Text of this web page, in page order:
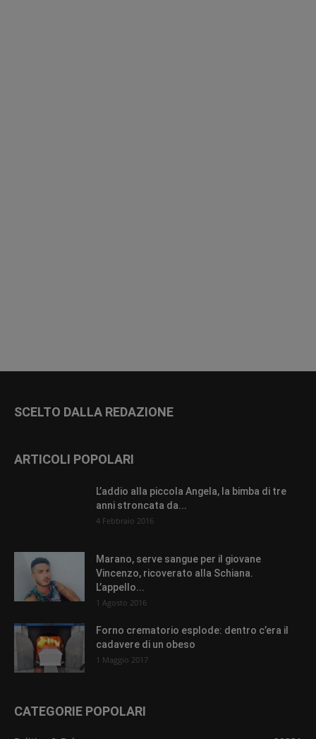
SCELTO DALLA REDAZIONE
ARTICOLI POPOLARI
L’addio alla piccola Angela, la bimba di tre
anni stroncata da...
4 Febbraio 2016
Marano, serve sangue per il giovane
Vincenzo, ricoverato alla Schiana.
L’appello...
1 Agosto 2016
Forno crematorio esplode: dentro c’era il
cadavere di un obeso
1 Maggio 2017
CATEGORIE POPOLARI